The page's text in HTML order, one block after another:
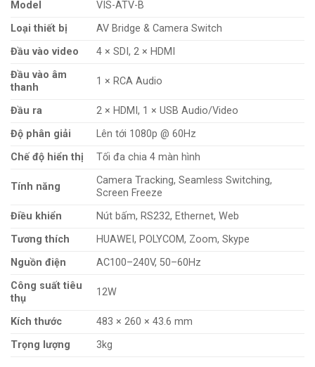
Model
VIS-ATV-B
Loại thiết bị
AV Bridge & Camera Switch
Đầu vào video
4 × SDI, 2 × HDMI
Đầu vào âm
thanh
1 × RCA Audio
Đầu ra
2 × HDMI, 1 × USB Audio/Video
Độ phân giải
Lên tới 1080p @ 60Hz
Chế độ hiển thị
Tối đa chia 4 màn hình
Tính năng
Camera Tracking, Seamless Switching,
Screen Freeze
Điều khiển
Nút bấm, RS232, Ethernet, Web
Tương thích
HUAWEI, POLYCOM, Zoom, Skype
Nguồn điện
AC100–240V, 50–60Hz
Công suất tiêu
thụ
12W
Kích thước
483 × 260 × 43.6 mm
Trọng lượng
3kg